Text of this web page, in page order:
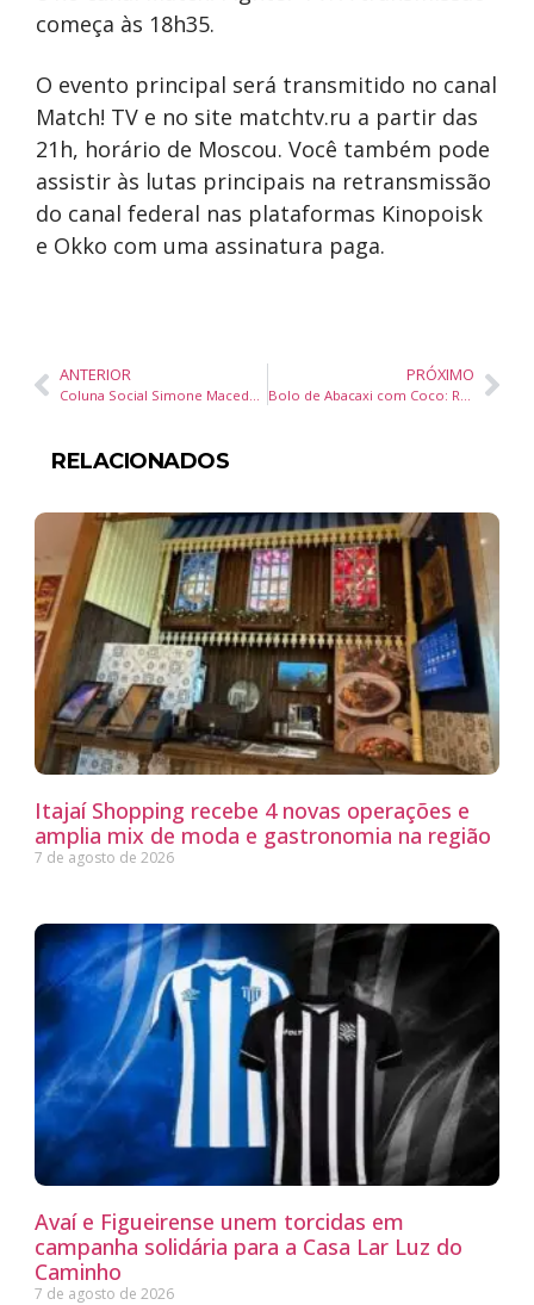
começa às 18h35.
O evento principal será transmitido no canal
Match! TV e no site matchtv.ru a partir das
21h, horário de Moscou. Você também pode
assistir às lutas principais na retransmissão
do canal federal nas plataformas Kinopoisk
e Okko com uma assinatura paga.
ANTERIOR
Coluna Social Simone Macedo – Jornal Diário DC – 03 de setembro25
PRÓXIMO
Bolo de Abacaxi com Coco: Receita Irresistível da Claybom
RELACIONADOS
Itajaí Shopping recebe 4 novas operações e
amplia mix de moda e gastronomia na região
7 de agosto de 2026
Avaí e Figueirense unem torcidas em
campanha solidária para a Casa Lar Luz do
Caminho
7 de agosto de 2026